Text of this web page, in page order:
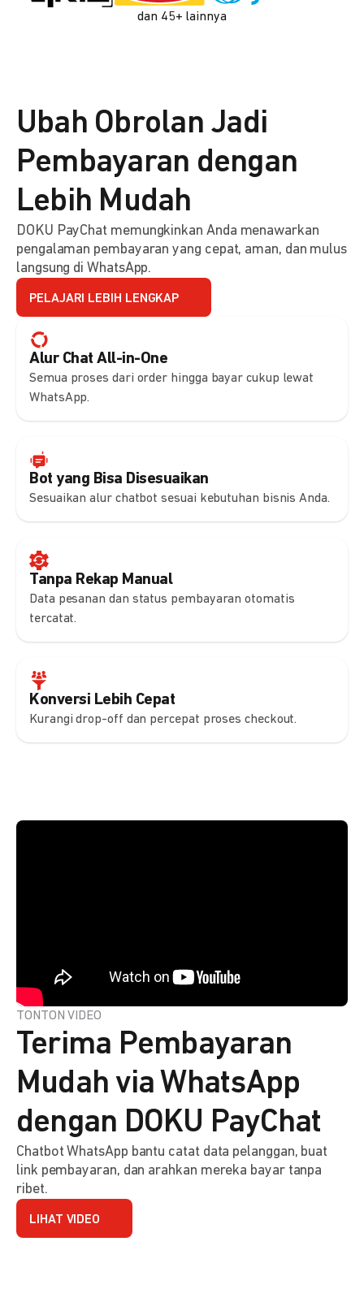
dan 45+ lainnya
Alur Chat All-in-One
Semua proses dari order hingga bayar cukup lewat
WhatsApp.
Bot yang Bisa Disesuaikan
Sesuaikan alur chatbot sesuai kebutuhan bisnis Anda.
Tanpa Rekap Manual
Data pesanan dan status pembayaran otomatis
tercatat.
Konversi Lebih Cepat
Kurangi drop-off dan percepat proses checkout.
Ubah Obrolan Jadi
Pembayaran dengan
Lebih Mudah
DOKU PayChat memungkinkan Anda menawarkan
pengalaman pembayaran yang cepat, aman, dan mulus
langsung di WhatsApp.
PELAJARI LEBIH LENGKAP
TONTON VIDEO
Terima Pembayaran
Mudah via WhatsApp
dengan DOKU PayChat
Chatbot WhatsApp bantu catat data pelanggan, buat
link pembayaran, dan arahkan mereka bayar tanpa
ribet.
LIHAT VIDEO